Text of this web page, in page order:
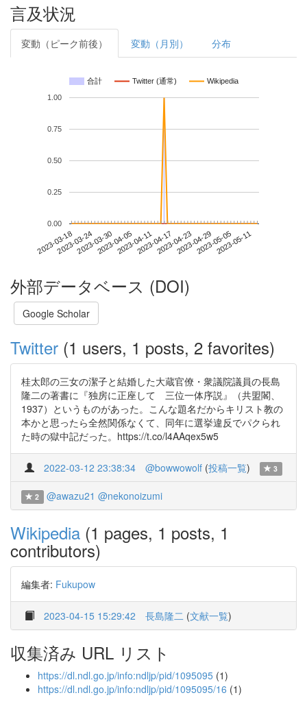
言及状況
変動（ピーク前後） 変動（月別） 分布
合計 Twitter (通常) Wikipedia
2023-03-182023-03-242023-03-302023-04-052023-04-112023-04-172023-04-232023-04-292023-05-052023-05-11
0.00
0.25
0.50
0.75
1.00
外部データベース (DOI)
Google Scholar
Twitter (1 users, 1 posts, 2 favorites)
桂太郎の三女の潔子と結婚した大蔵官僚・衆議院議員の長島
隆二の著書に『独房に正座して 三位一体序説』（共盟閣、
1937）というものがあった。こんな題名だからキリスト教の
本かと思ったら全然関係なくて、同年に選挙違反でパクられ
た時の獄中記だった。https://t.co/l4AAqex5w5
2022-03-12 23:38:34 @bowwowolf (投稿一覧) 3
2 @awazu21 @nekonoizumi
Wikipedia (1 pages, 1 posts, 1
contributors)
編集者: Fukupow
2023-04-15 15:29:42 長島隆二 (文献一覧)
収集済み URL リスト
https://dl.ndl.go.jp/info:ndljp/pid/1095095 (1)
https://dl.ndl.go.jp/info:ndljp/pid/1095095/16 (1)